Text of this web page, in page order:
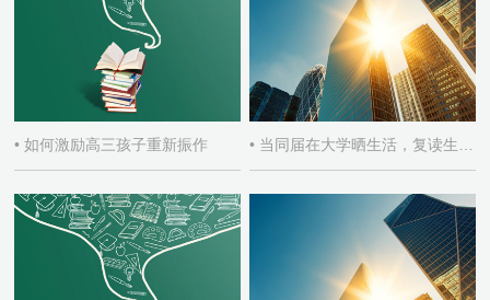
• 如何激励高三孩子重新振作 • 当同届在大学晒生活，复读生如何自处